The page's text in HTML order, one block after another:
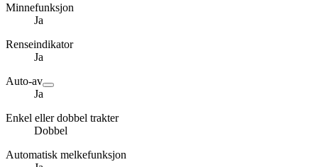
Minnefunksjon
Ja
Renseindikator
Ja
Auto-av
Ja
Enkel eller dobbel trakter
Dobbel
Automatisk melkefunksjon